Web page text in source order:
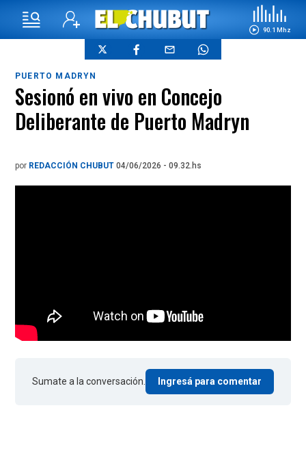
90.1 Mhz
PUERTO MADRYN
Sesionó en vivo en Concejo
Deliberante de Puerto Madryn
por REDACCIÓN CHUBUT 04/06/2026 - 09.32.hs
Sumate a la conversación. Ingresá para comentar